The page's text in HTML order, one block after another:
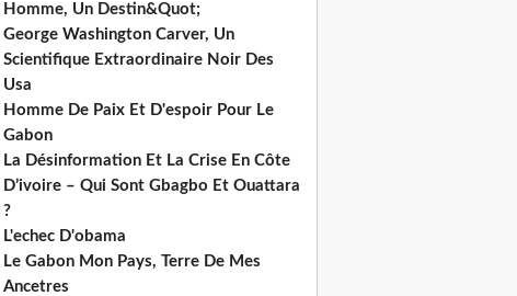
Homme, Un Destin&Quot;
George Washington Carver, Un
Scientifique Extraordinaire Noir Des
Usa
Homme De Paix Et D'espoir Pour Le
Gabon
La Désinformation Et La Crise En Côte
D’ivoire – Qui Sont Gbagbo Et Ouattara
?
L'echec D'obama
Le Gabon Mon Pays, Terre De Mes
Ancetres